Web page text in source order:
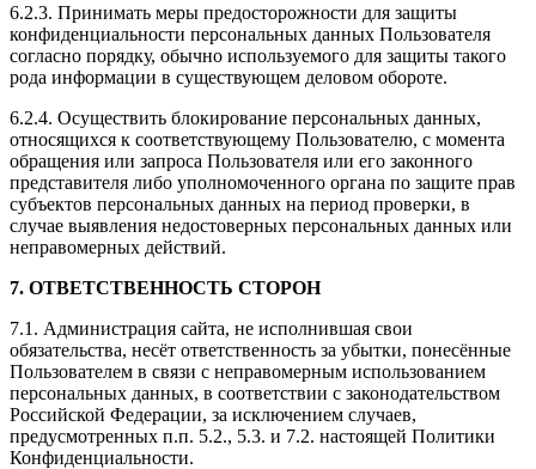
6.2.3. Принимать меры предосторожности для защиты
конфиденциальности персональных данных Пользователя
согласно порядку, обычно используемого для защиты такого
рода информации в существующем деловом обороте.
6.2.4. Осуществить блокирование персональных данных,
относящихся к соответствующему Пользователю, с момента
обращения или запроса Пользователя или его законного
представителя либо уполномоченного органа по защите прав
субъектов персональных данных на период проверки, в
случае выявления недостоверных персональных данных или
неправомерных действий.
7. ОТВЕТСТВЕННОСТЬ СТОРОН
7.1. Администрация сайта, не исполнившая свои
обязательства, несёт ответственность за убытки, понесённые
Пользователем в связи с неправомерным использованием
персональных данных, в соответствии с законодательством
Российской Федерации, за исключением случаев,
предусмотренных п.п. 5.2., 5.3. и 7.2. настоящей Политики
Конфиденциальности.